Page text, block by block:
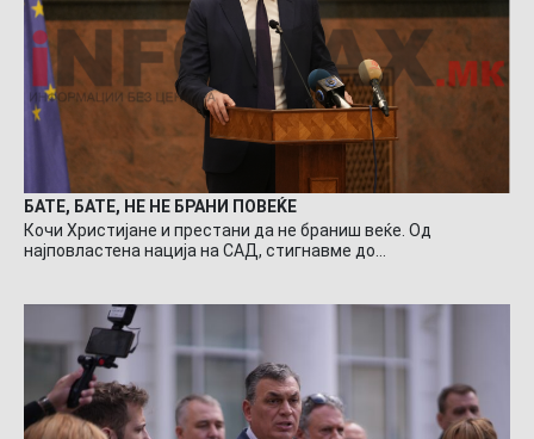
БАТЕ, БАТЕ, НЕ НЕ БРАНИ ПОВЕЌЕ
Кочи Христијане и престани да не браниш веќе. Од
најповластена нација на САД, стигнавме до…